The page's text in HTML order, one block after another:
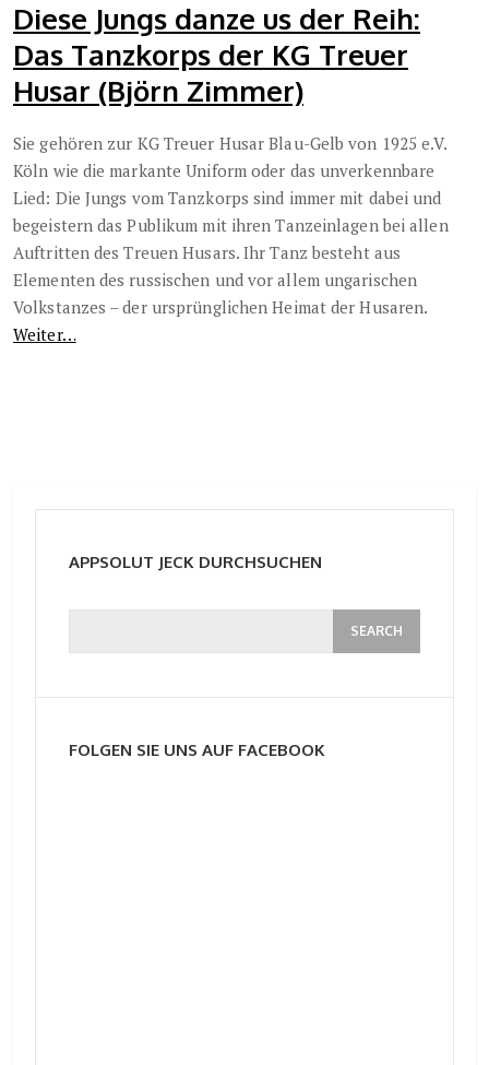
Diese Jungs danze us der Reih:
Das Tanzkorps der KG Treuer
Husar (Björn Zimmer)
Sie gehören zur KG Treuer Husar Blau-Gelb von 1925 e.V.
Köln wie die markante Uniform oder das unverkennbare
Lied: Die Jungs vom Tanzkorps sind immer mit dabei und
begeistern das Publikum mit ihren Tanzeinlagen bei allen
Auftritten des Treuen Husars. Ihr Tanz besteht aus
Elementen des russischen und vor allem ungarischen
Volkstanzes – der ursprünglichen Heimat der Husaren.
Weiter…
APPSOLUT JECK DURCHSUCHEN
FOLGEN SIE UNS AUF FACEBOOK